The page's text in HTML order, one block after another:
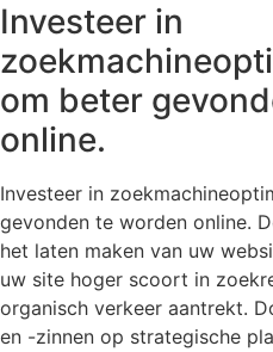
Investeer in
om beter
online.
Investeer in
gevonden te worden online.
het laten maken van uw
uw site hoger scoort in
organisch verkeer aantrekt.
en -zinnen op strategische